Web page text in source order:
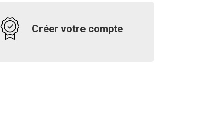
Créer votre compte